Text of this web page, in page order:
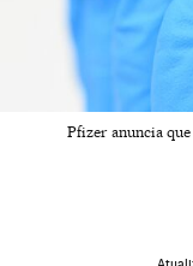
Pfizer anuncia que